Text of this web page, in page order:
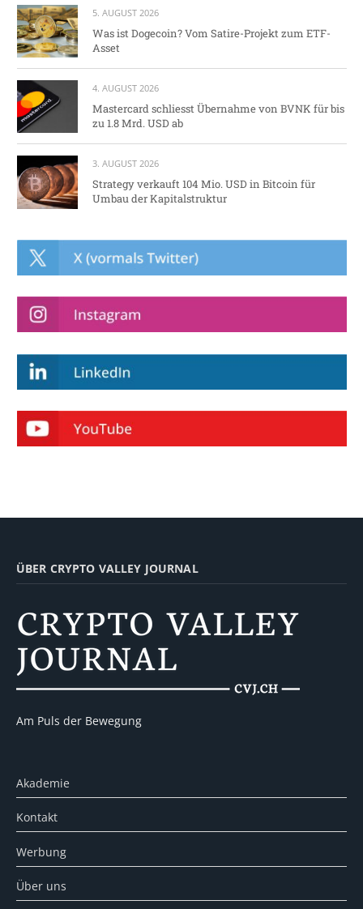
5. AUGUST 2026
Was ist Dogecoin? Vom Satire-Projekt zum ETF-
Asset
4. AUGUST 2026
Mastercard schliesst Übernahme von BVNK für bis
zu 1.8 Mrd. USD ab
3. AUGUST 2026
Strategy verkauft 104 Mio. USD in Bitcoin für
Umbau der Kapitalstruktur
ÜBER CRYPTO VALLEY JOURNAL
Am Puls der Bewegung
Akademie
Kontakt
Werbung
Über uns